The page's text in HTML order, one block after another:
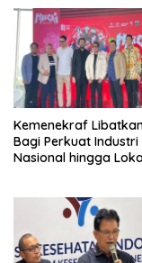
Kemenekraf
Bagi Perkuat Industri
Nasional hingga